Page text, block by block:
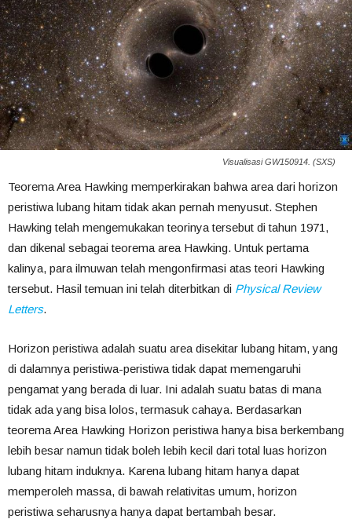
Visualisasi GW150914. (SXS)
Teorema Area Hawking memperkirakan bahwa area dari horizon
peristiwa lubang hitam tidak akan pernah menyusut. Stephen
Hawking telah mengemukakan teorinya tersebut di tahun 1971,
dan dikenal sebagai teorema area Hawking. Untuk pertama
kalinya, para ilmuwan telah mengonfirmasi atas teori Hawking
tersebut. Hasil temuan ini telah diterbitkan di Physical Review
Letters.
Horizon peristiwa adalah suatu area disekitar lubang hitam, yang
di dalamnya peristiwa-peristiwa tidak dapat memengaruhi
pengamat yang berada di luar. Ini adalah suatu batas di mana
tidak ada yang bisa lolos, termasuk cahaya. Berdasarkan
teorema Area Hawking Horizon peristiwa hanya bisa berkembang
lebih besar namun tidak boleh lebih kecil dari total luas horizon
lubang hitam induknya. Karena lubang hitam hanya dapat
memperoleh massa, di bawah relativitas umum, horizon
peristiwa seharusnya hanya dapat bertambah besar.